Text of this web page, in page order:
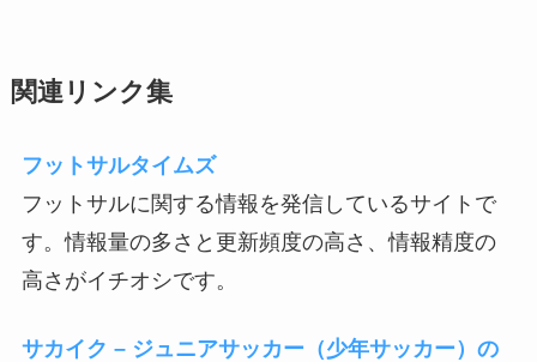
関連リンク集
フットサルタイムズ
フットサルに関する情報を発信しているサイトで
す。情報量の多さと更新頻度の高さ、情報精度の
高さがイチオシです。
サカイク – ジュニアサッカー（少年サッカー）の